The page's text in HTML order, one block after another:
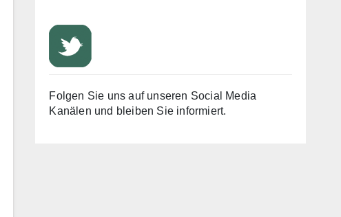
Folgen Sie uns auf unseren Social Media
Kanälen und bleiben Sie informiert.